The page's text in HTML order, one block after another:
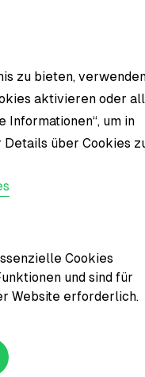
zu bieten,
aktivieren oder
Informationen“, um in
über Cookies
Cookies
und sind für
Website erforderlich.